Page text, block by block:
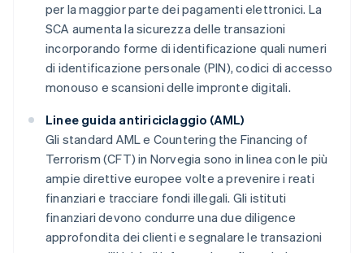
per la maggior parte dei pagamenti elettronici. La
SCA aumenta la sicurezza delle transazioni
incorporando forme di identificazione quali numeri
di identificazione personale (PIN), codici di accesso
monouso e scansioni delle impronte digitali.
Linee guida antiriciclaggio (AML)
Gli standard AML e Countering the Financing of
Terrorism (CFT) in Norvegia sono in linea con le più
ampie direttive europee volte a prevenire i reati
finanziari e tracciare fondi illegali. Gli istituti
finanziari devono condurre una due diligence
approfondita dei clienti e segnalare le transazioni